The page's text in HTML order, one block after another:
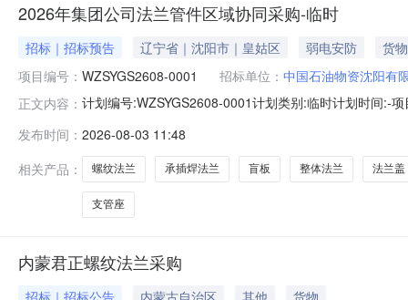
2026年集团公司法兰管件区域协同采购-临时
招标｜招标预告 辽宁省｜沈阳市｜皇姑区 弱电安防
货物
项目编号： WZSYGS2608-0001 招标单位： 中国石油物资沈阳有
正文内容： 计划编号:WZSYGS2608-0001计划类别:临时计划时间:-
目共五个标包：标包一东北区域法兰（碳钢、合金、不
发布时间： 2026-08-03 11:48
相关产品：
螺纹法兰 承插焊法兰 盲板 整体法兰 法兰盖
支管座
内蒙君正螺纹法兰采购
招标｜招标公告 内蒙古自治区 其他
货物